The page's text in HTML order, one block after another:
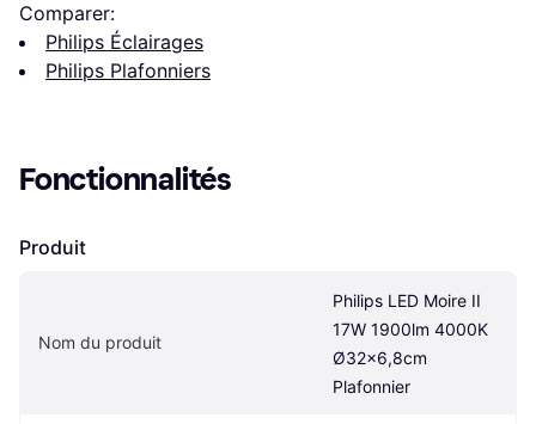
Comparer:
Philips Éclairages
Philips Plafonniers
Fonctionnalités
Produit
Nom du produit
Philips LED Moire II
17W 1900lm 4000K
Ø32x6,8cm
Plafonnier